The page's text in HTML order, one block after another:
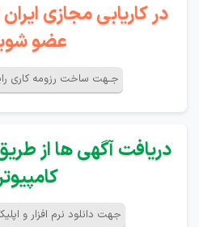
در کاریابی مجازی
عضو
جـهت ساخت رزومه کاری
دریافت آگهی ها از
جهت دانلود نرم افزار و